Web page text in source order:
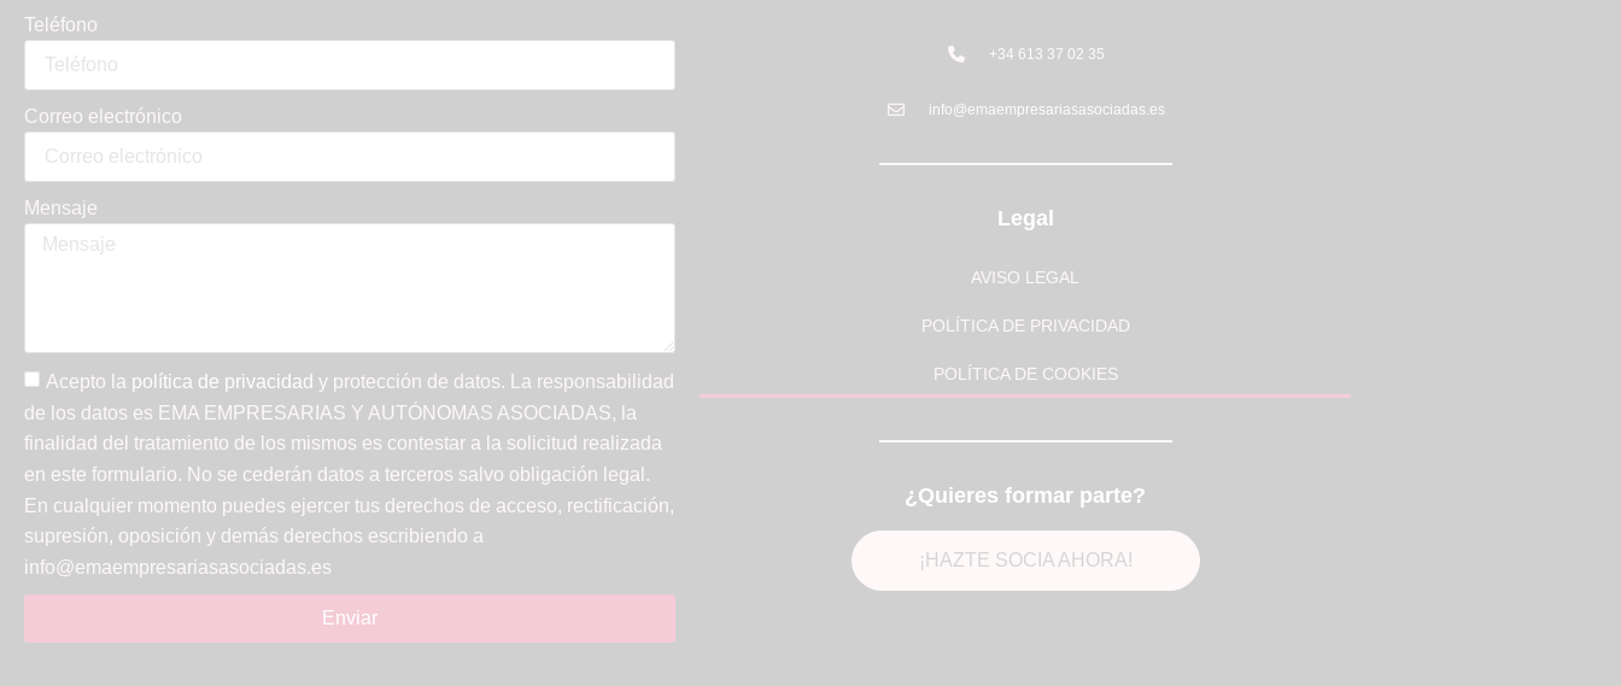
Teléfono
Correo electrónico
Mensaje
Acepto la política de privacidad y protección de datos. La responsabilidad
de los datos es EMA EMPRESARIAS Y AUTÓNOMAS ASOCIADAS, la
finalidad del tratamiento de los mismos es contestar a la solicitud realizada
en este formulario. No se cederán datos a terceros salvo obligación legal.
En cualquier momento puedes ejercer tus derechos de acceso, rectificación,
supresión, oposición y demás derechos escribiendo a
info@emaempresariasasociadas.es
Enviar
+34 613 37 02 35
info@emaempresariasasociadas.es
Legal
AVISO LEGAL
POLÍTICA DE PRIVACIDAD
POLÍTICA DE COOKIES
¿Quieres formar parte?
¡HAZTE SOCIA AHORA!